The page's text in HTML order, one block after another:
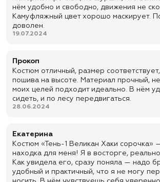
нём удобно и свободно, движения не
Камуфляжный цвет хорошо маскирует.
доволен.
19.07.2024
Прокоп
Костюм отличный, размер
пошива на высоте. Материал прочный,
моих целей подходит идеально. В нём
сидеть, и по лесу передвигаться.
28.06.2024
Екатерина
Костюм «Тень-1 Великан Хаки сорочка»
находка для меня! Я в восторге,
Как увидела его, сразу поняла — надо
удобный и практичный, что я не могу